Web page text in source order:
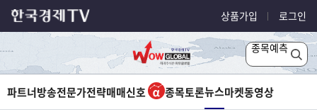
상품가입 로그인
종목예측
파트너방송전문가전략매매신호 종목토론뉴스마켓동영상